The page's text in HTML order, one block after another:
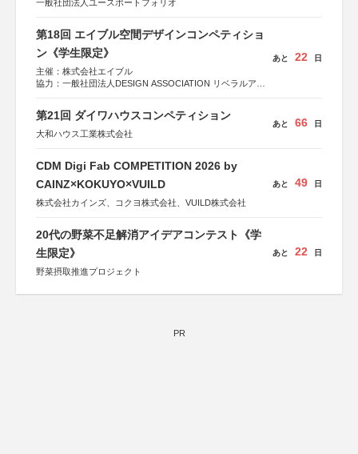
一般社団法人ユースポートフォリオ
第18回 エイブル空間デザインコンペティショ
ン《学生限定》
主催：株式会社エイブル
協力：一般社団法人DESIGN ASSOCIATION リベラルアー
あと 22 日
第21回 ダイワハウスコンペティション
大和ハウス工業株式会社
あと 66 日
CDM Digi Fab COMPETITION 2026 by
CAINZ×KOKUYO×VUILD
株式会社カインズ、コクヨ株式会社、VUILD株式会社
あと 49 日
20代の野菜不足解消アイデアコンテスト《学
生限定》
野菜摂取推進プロジェクト
あと 22 日
PR